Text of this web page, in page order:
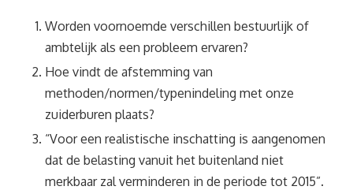
Worden voornoemde verschillen bestuurlijk of
ambtelijk als een probleem ervaren?
Hoe vindt de afstemming van
methoden/normen/typenindeling met onze
zuiderburen plaats?
“Voor een realistische inschatting is aangenomen
dat de belasting vanuit het buitenland niet
merkbaar zal verminderen in de periode tot 2015”.